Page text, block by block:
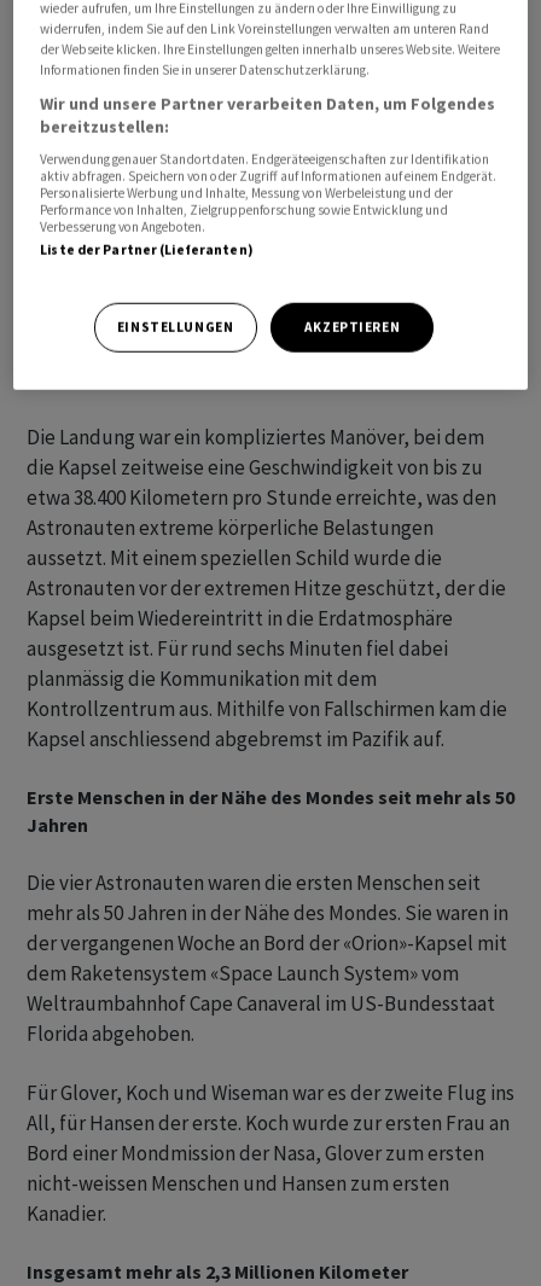
«historischen Leistung».
Die Landung war ein kompliziertes Manöver, bei dem
die Kapsel zeitweise eine Geschwindigkeit von bis zu
etwa 38.400 Kilometern pro Stunde erreichte, was den
Astronauten extreme körperliche Belastungen
aussetzt. Mit einem speziellen Schild wurde die
Astronauten vor der extremen Hitze geschützt, der die
Kapsel beim Wiedereintritt in die Erdatmosphäre
ausgesetzt ist. Für rund sechs Minuten fiel dabei
planmässig die Kommunikation mit dem
Kontrollzentrum aus. Mithilfe von Fallschirmen kam die
Kapsel anschliessend abgebremst im Pazifik auf.
Erste Menschen in der Nähe des Mondes seit mehr als 50
Jahren
Die vier Astronauten waren die ersten Menschen seit
mehr als 50 Jahren in der Nähe des Mondes. Sie waren in
der vergangenen Woche an Bord der «Orion»-Kapsel mit
dem Raketensystem «Space Launch System» vom
Weltraumbahnhof Cape Canaveral im US-Bundesstaat
Florida abgehoben.
Für Glover, Koch und Wiseman war es der zweite Flug ins
All, für Hansen der erste. Koch wurde zur ersten Frau an
Bord einer Mondmission der Nasa, Glover zum ersten
nicht-weissen Menschen und Hansen zum ersten
Kanadier.
Insgesamt mehr als 2,3 Millionen Kilometer
wieder aufrufen, um Ihre Einstellungen zu ändern oder Ihre Einwilligung zu
widerrufen, indem Sie auf den Link Voreinstellungen verwalten am unteren Rand
der Webseite klicken. Ihre Einstellungen gelten innerhalb unseres Website. Weitere
Informationen finden Sie in unserer Datenschutzerklärung.
Wir und unsere Partner verarbeiten Daten, um Folgendes
bereitzustellen:
Verwendung genauer Standortdaten. Endgeräteeigenschaften zur Identifikation
aktiv abfragen. Speichern von oder Zugriff auf Informationen auf einem Endgerät.
Personalisierte Werbung und Inhalte, Messung von Werbeleistung und der
Performance von Inhalten, Zielgruppenforschung sowie Entwicklung und
Verbesserung von Angeboten.
Liste der Partner (Lieferanten)
EINSTELLUNGEN AKZEPTIEREN